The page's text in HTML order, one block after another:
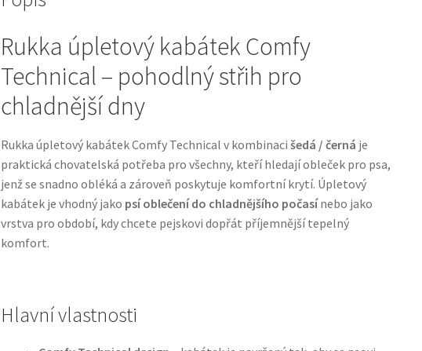
Rukka úpletový kabátek Comfy
Technical – pohodlný střih pro
chladnější dny
Rukka úpletový kabátek Comfy Technical v kombinaci šedá / černá je
praktická chovatelská potřeba pro všechny, kteří hledají obleček pro psa,
jenž se snadno obléká a zároveň poskytuje komfortní krytí. Úpletový
kabátek je vhodný jako psí oblečení do chladnějšího počasínebo jako
vrstva pro období, kdy chcete pejskovi dopřát příjemnější tepelný
komfort.
Hlavní vlastnosti